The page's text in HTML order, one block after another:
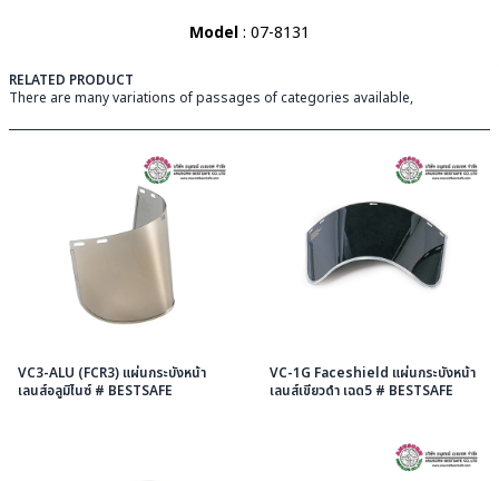
Model: 07-8131
RELATED PRODUCT
There are many variations of passages of categories available,
VC3-ALU (FCR3) แผ่นกระบังหน้า
เลนส์อลูมิไนซ์ # BESTSAFE
VC-1G Faceshield แผ่นกระบังหน้า
เลนส์เขียวดำ เฉด5 # BESTSAFE